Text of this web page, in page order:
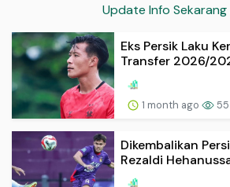
Update Info
Eks Persik Laku
Transfer 2026/
1 month ago 55
Dikembalikan
Rezaldi